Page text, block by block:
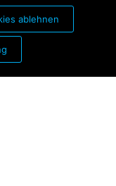
ablehnen